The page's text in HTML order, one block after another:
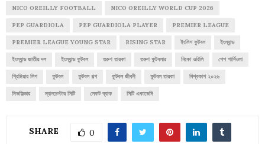
NICO OREILLY FOOTBALL NICO OREILLY WORLD CUP 2026
PEP GUARDIOLA PEP GUARDIOLA PLAYER PREMIER LEAGUE
PREMIER LEAGUE YOUNG STAR RISING STAR ইংলিশ ফুটবল ইংল্যান্ড
ইংল্যান্ড জাতীয় দল ইংল্যান্ড ফুটবল তরুণ তারকা তরুণ ফুটবলার নিকো ওরিলি পেপ গার্দিওলা
প্রিমিয়ার লিগ ফুটবল ফুটবল গল্প ফুটবল জীবনী ফুটবল তারকা বিশ্বকাপ ২০২৬
মিডফিল্ডার ম্যানচেস্টার সিটি লেফট ব্যাক সিটি একাডেমি
SHARE 0